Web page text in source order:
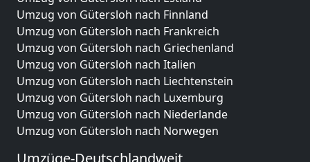
Umzug von Gütersloh nach Finnland
Umzug von Gütersloh nach Frankreich
Umzug von Gütersloh nach Griechenland
Umzug von Gütersloh nach Italien
Umzug von Gütersloh nach Liechtenstein
Umzug von Gütersloh nach Luxemburg
Umzug von Gütersloh nach Niederlande
Umzug von Gütersloh nach Norwegen
Umzüge-Deutschlandweit